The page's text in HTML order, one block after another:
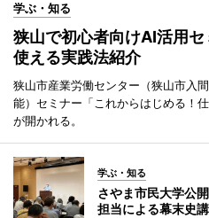
学ぶ・知る
狭山で初心者向けAI活用
使える実践法紹介
狭山市産業労働センター（狭山市入
能）セミナー「これからはじめる！
が開かれる。
学ぶ・知る
さやま市民大学公
担当による幕末史